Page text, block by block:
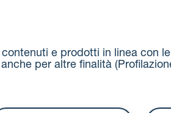
e prodotti in linea con
per altre finalità